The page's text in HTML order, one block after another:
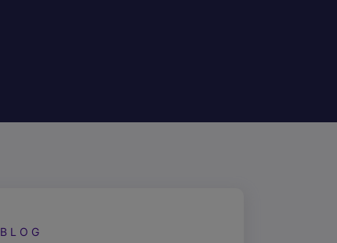
BLOG